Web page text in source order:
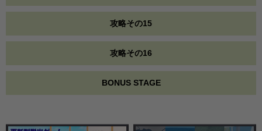
攻略その15
攻略その16
BONUS STAGE